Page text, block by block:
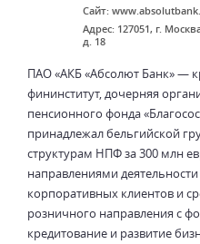
Сайт:
Адрес: 127051, г.
д. 18
ПАО «АКБ «Абсолют Банк» —
фининститут, дочерняя
пенсионного фонда
принадлежал бельгийской
структурам НПФ за 300 млн
направлениями
корпоративных клиентов и
розничного направления с
кредитование и развитие